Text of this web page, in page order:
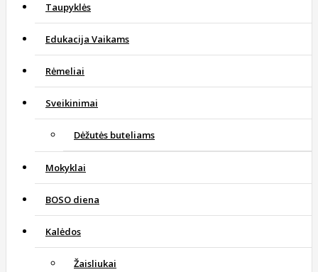
Taupyklės
Edukacija Vaikams
Rėmeliai
Sveikinimai
Dėžutės buteliams
Mokyklai
BOSO diena
Kalėdos
Žaisliukai